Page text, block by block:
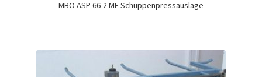
MBO ASP 66-2 ME Schuppenpressauslage